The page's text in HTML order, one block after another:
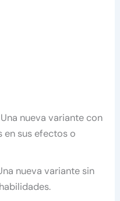
Una nueva variante con
sus efectos o
nueva variante sin